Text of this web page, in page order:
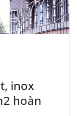
inox
hoàn